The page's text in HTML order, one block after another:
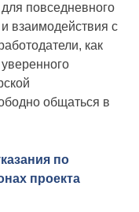
повседневного
взаимодействия с
как
общаться в
по
проекта